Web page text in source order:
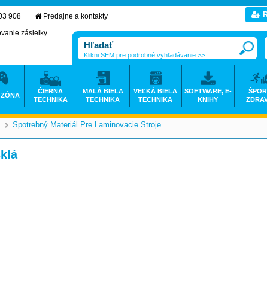
>Spotrebný Materiál Pre Laminovacie Stroje
908
Predajne a kontakty
zásielky
Klikni SEM pre podrobné vyhľadávanie >>
ČIERNA
TECHNIKA
MALÁ BIELA
TECHNIKA
VEĽKÁ BIELA
TECHNIKA
SOFTWARE, E-
KNIHY